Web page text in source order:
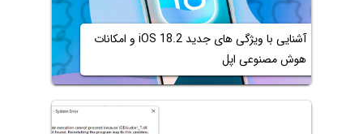
آشنایی با ویژگی های جدید iOS 18.2 و امکانات
هوش مصنوعی اپل